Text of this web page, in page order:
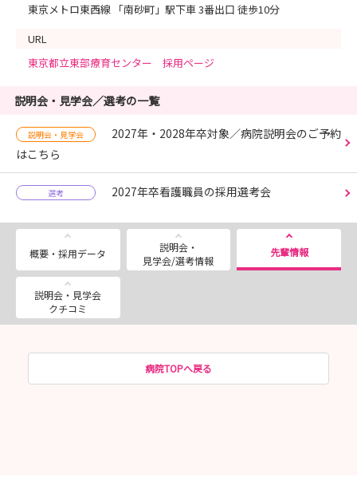
東京メトロ東西線 「南砂町」駅下車 3番出口 徒歩10分
URL
東京都立東部療育センター 採用ページ
説明会・見学会／選考の一覧
説明会・見学会
2027年・2028年卒対象／病院説明会のご予約
はこちら
選考 2027年卒看護職員の採用選考会
概要・採用データ
説明会・
見学会/選考情報
先輩情報
説明会・見学会
クチコミ
病院TOPへ戻る